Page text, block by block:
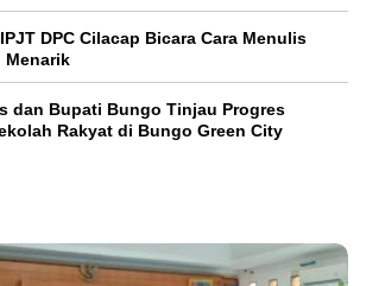
DPC Cilacap Bicara Cara Menulis
Menarik
dan Bupati Bungo Tinjau Progres
Rakyat di Bungo Green City